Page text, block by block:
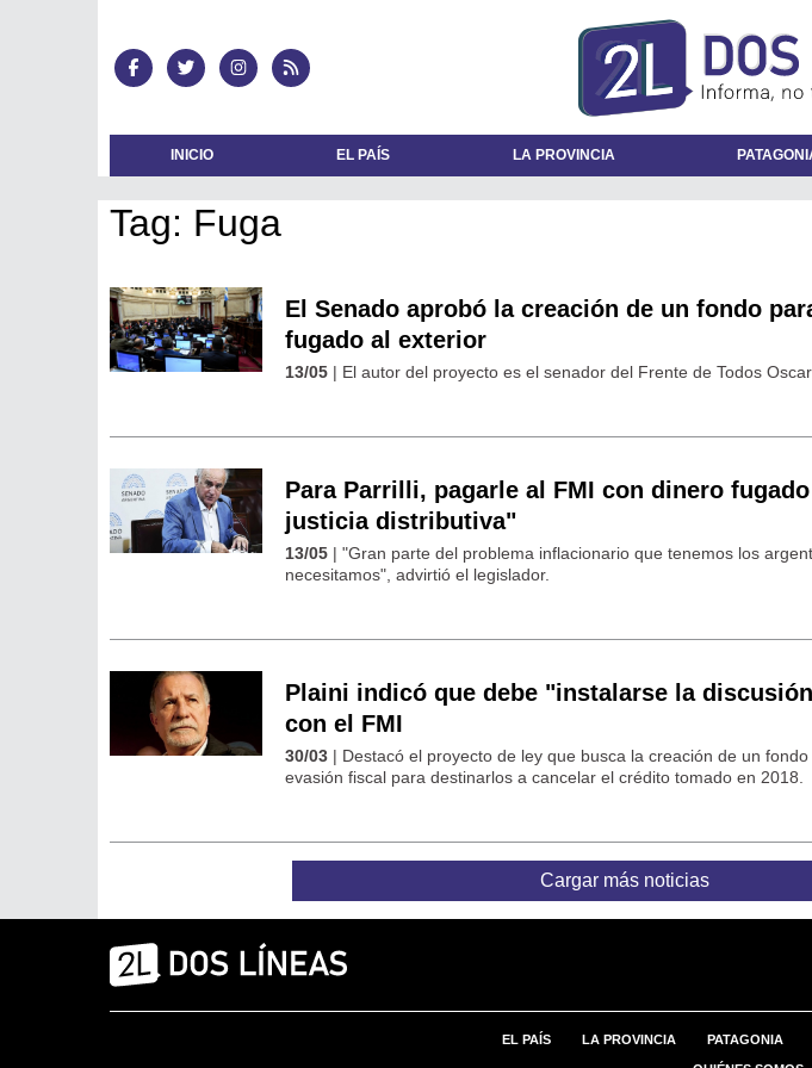
INICIO EL PAÍS LA PROVINCIA
Tag: Fuga
El Senado aprobó la creación de un fondo
fugado al exterior
13/05 | El autor del proyecto es el senador del Frente de Todos Oscar
Para Parrilli, pagarle al FMI con dinero
justicia distributiva"
13/05 | "Gran parte del problema inflacionario que tenemos los
necesitamos", advirtió el legislador.
Plaini indicó que debe "instalarse la
con el FMI
30/03 | Destacó el proyecto de ley que busca la creación de un
evasión fiscal para destinarlos a cancelar el crédito tomado en 2018.
Cargar más noticias
EL PAÍS LA PROVINCIA PATAGONIA